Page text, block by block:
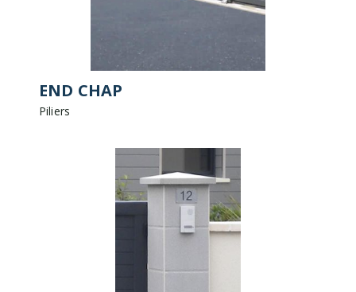
END CHAP
Piliers